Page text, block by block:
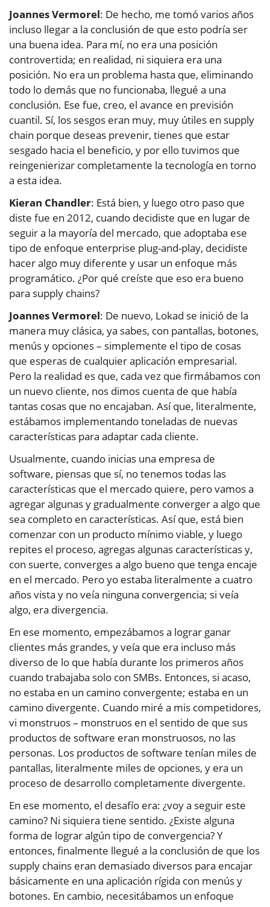
Joannes Vermorel: De hecho, me tomó varios años
incluso llegar a la conclusión de que esto podría ser
una buena idea. Para mí, no era una posición
controvertida; en realidad, ni siquiera era una
posición. No era un problema hasta que, eliminando
todo lo demás que no funcionaba, llegué a una
conclusión. Ese fue, creo, el avance en previsión
cuantil. Sí, los sesgos eran muy, muy útiles en supply
chain porque deseas prevenir, tienes que estar
sesgado hacia el beneficio, y por ello tuvimos que
reingenierizar completamente la tecnología en torno
a esta idea.
Kieran Chandler: Está bien, y luego otro paso que
diste fue en 2012, cuando decidiste que en lugar de
seguir a la mayoría del mercado, que adoptaba ese
tipo de enfoque enterprise plug-and-play, decidiste
hacer algo muy diferente y usar un enfoque más
programático. ¿Por qué creíste que eso era bueno
para supply chains?
Joannes Vermorel: De nuevo, Lokad se inició de la
manera muy clásica, ya sabes, con pantallas, botones,
menús y opciones – simplemente el tipo de cosas
que esperas de cualquier aplicación empresarial.
Pero la realidad es que, cada vez que firmábamos con
un nuevo cliente, nos dimos cuenta de que había
tantas cosas que no encajaban. Así que, literalmente,
estábamos implementando toneladas de nuevas
características para adaptar cada cliente.
Usualmente, cuando inicias una empresa de
software, piensas que sí, no tenemos todas las
características que el mercado quiere, pero vamos a
agregar algunas y gradualmente converger a algo que
sea completo en características. Así que, está bien
comenzar con un producto mínimo viable, y luego
repites el proceso, agregas algunas características y,
con suerte, converges a algo bueno que tenga encaje
en el mercado. Pero yo estaba literalmente a cuatro
años vista y no veía ninguna convergencia; si veía
algo, era divergencia.
En ese momento, empezábamos a lograr ganar
clientes más grandes, y veía que era incluso más
diverso de lo que había durante los primeros años
cuando trabajaba solo con SMBs. Entonces, si acaso,
no estaba en un camino convergente; estaba en un
camino divergente. Cuando miré a mis competidores,
vi monstruos – monstruos en el sentido de que sus
productos de software eran monstruosos, no las
personas. Los productos de software tenían miles de
pantallas, literalmente miles de opciones, y era un
proceso de desarrollo completamente divergente.
En ese momento, el desafío era: ¿voy a seguir este
camino? Ni siquiera tiene sentido. ¿Existe alguna
forma de lograr algún tipo de convergencia? Y
entonces, finalmente llegué a la conclusión de que los
supply chains eran demasiado diversos para encajar
básicamente en una aplicación rígida con menús y
botones. En cambio, necesitábamos un enfoque